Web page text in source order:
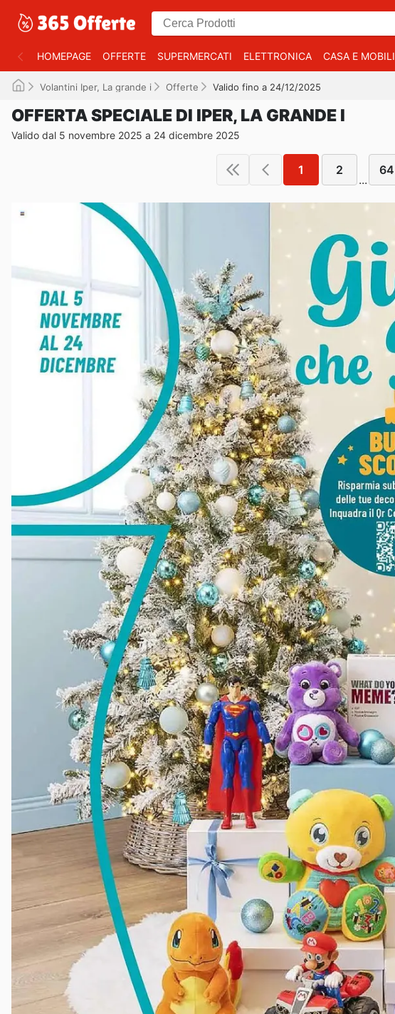
HOMEPAGE OFFERTE SUPERMERCATI ELETTRONICA CASA E MOBILI
Volantini Iper, La grande i Offerte Valido fino a 24/12/2025
OFFERTA SPECIALE DI IPER, LA GRANDE I
Valido dal 5 novembre 2025 a 24 dicembre 2025
1 2
...
64